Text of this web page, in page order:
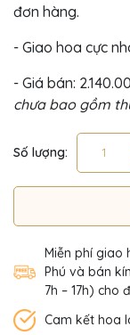
đơn hàng.
- Giao hoa cực
- Giá bán:
chưa bao gồm
Số lượng:
Miễn phí giao
Phú và bán
7h – 17h) cho
Cam kết hoa